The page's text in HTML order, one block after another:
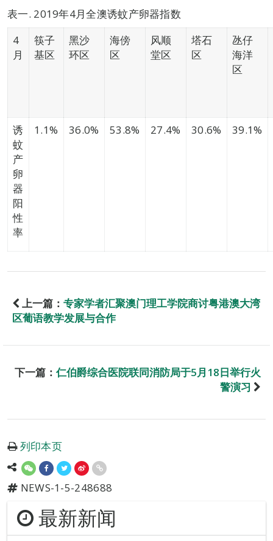
表一. 2019年4月全澳诱蚊产卵器指数
4
月
筷子
基区
黑沙
环区
海傍
区
风顺
堂区
塔石
区
氹仔
海洋
区
诱
蚊
产
卵
器
阳
性
率
1.1% 36.0% 53.8% 27.4% 30.6% 39.1%
上一篇： 专家学者汇聚澳门理工学院商讨粤港澳大湾
区葡语教学发展与合作
下一篇：仁伯爵综合医院联同消防局于5月18日举行火
警演习
列印本页
NEWS-1-5-248688
最新新闻